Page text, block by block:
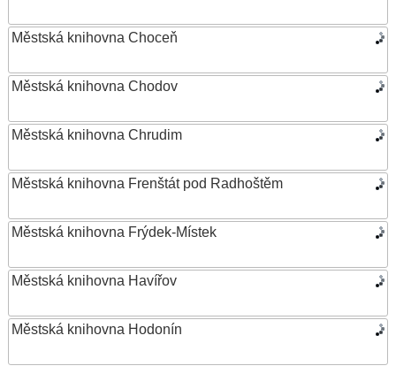
Městská knihovna Choceň
Městská knihovna Chodov
Městská knihovna Chrudim
Městská knihovna Frenštát pod Radhoštěm
Městská knihovna Frýdek-Místek
Městská knihovna Havířov
Městská knihovna Hodonín